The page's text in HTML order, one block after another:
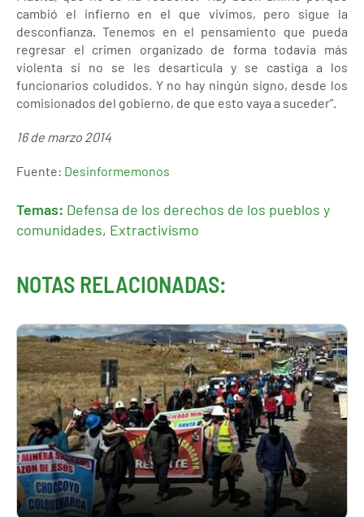
cambió el infierno en el que vivimos, pero sigue la
desconfianza. Tenemos en el pensamiento que pueda
regresar el crimen organizado de forma todavía más
violenta si no se les desarticula y se castiga a los
funcionarios coludidos. Y no hay ningún signo, desde los
comisionados del gobierno, de que esto vaya a suceder”.
16 de marzo 2014
Fuente: Desinformemonos
Temas: Defensa de los derechos de los pueblos y
comunidades, Extractivismo
NOTAS RELACIONADAS: